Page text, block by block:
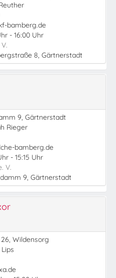
bamberg.de
- 16:00 Uhr
8, Gärtnerstadt
9, Gärtnerstadt
Rieger
bamberg.de
- 15:15 Uhr
V.
9, Gärtnerstadt
Wildensorg